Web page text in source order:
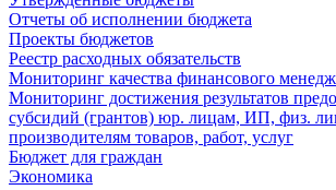
Отчеты об исполнении бюджета
Проекты бюджетов
Реестр расходных обязательств
Мониторинг качества финансового
Мониторинг достижения результатов
субсидий (грантов) юр. лицам, ИП, физ.
производителям товаров, работ, услуг
Бюджет для граждан
Экономика